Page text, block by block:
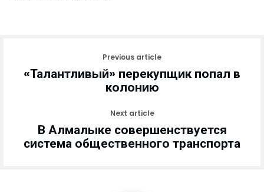
Previous article
«Талантливый» перекупщик попал в
колонию
Next article
В Алмалыке совершенствуется
система общественного транспорта